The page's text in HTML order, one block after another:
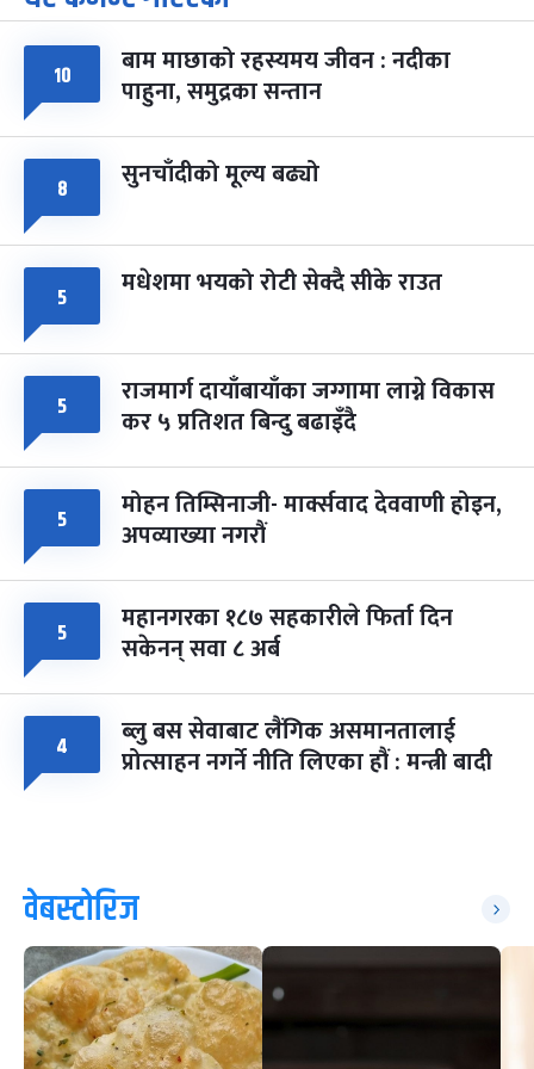
चैत्र ७, २०८३-Mar 21, 2027
८
सोम
फागुपूर्णिमा
चैत्र ८, २०८३-Mar 22, 2027
७ महिना बाँकी
१० बाम माछाको रहस्यमय जीवन : नदीका
पाहुना, समुद्रका सन्तान
८ सुनचाँदीको मूल्य बढ्यो
५ मधेशमा भयको रोटी सेक्दै सीके राउत
५ राजमार्ग दायाँबायाँका जग्गामा लाग्ने विकास
कर ५ प्रतिशत बिन्दु बढाइँदै
५ मोहन तिम्सिनाजी- मार्क्सवाद देववाणी होइन,
अपव्याख्या नगरौं
५ महानगरका १८७ सहकारीले फिर्ता दिन
सकेनन् सवा ८ अर्ब
४ ब्लु बस सेवाबाट लैंगिक असमानतालाई
प्रोत्साहन नगर्ने नीति लिएका हौं : मन्त्री बादी
वेबस्टोरिज